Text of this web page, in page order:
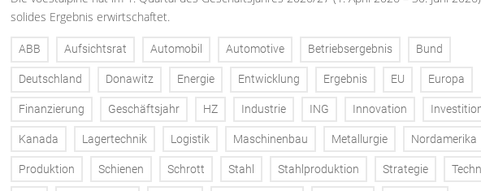
solides Ergebnis erwirtschaftet.
ABB Aufsichtsrat Automobil Automotive Betriebsergebnis Bund
Deutschland Donawitz Energie Entwicklung Ergebnis EU Europa
Finanzierung Geschäftsjahr HZ Industrie ING Innovation
Kanada Lagertechnik Logistik Maschinenbau Metallurgie Nordamerika
Produktion Schienen Schrott Stahl Stahlproduktion Strategie